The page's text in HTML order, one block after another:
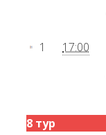
1 17:00
8 тур